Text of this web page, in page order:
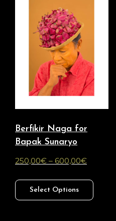
Berfikir Naga for
Bapak Sunaryo
250,00€ – 600,00€
Select Options